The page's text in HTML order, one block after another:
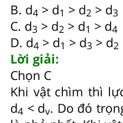
B. d4 > d1 > d2 > d3
C. d3 > d2 > d1 > d4
D. d4 > d1 > d3 > d2
Lời giải:
Chọn C
Khi vật chìm thì
d4 < dv. Do đó